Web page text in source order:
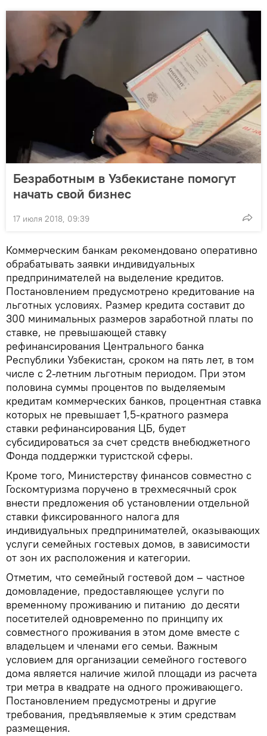
Безработным в Узбекистане помогут
начать свой бизнес
17 июля 2018, 09:39
Коммерческим банкам рекомендовано оперативно
обрабатывать заявки индивидуальных
предпринимателей на выделение кредитов.
Постановлением предусмотрено кредитование на
льготных условиях. Размер кредита составит до
300 минимальных размеров заработной платы по
ставке, не превышающей ставку
рефинансирования Центрального банка
Республики Узбекистан, сроком на пять лет, в том
числе с 2-летним льготным периодом. При этом
половина суммы процентов по выделяемым
кредитам коммерческих банков, процентная ставка
которых не превышает 1,5-кратного размера
ставки рефинансирования ЦБ, будет
субсидироваться за счет средств внебюджетного
Фонда поддержки туристской сферы.
Кроме того, Министерству финансов совместно с
Госкомтуризма поручено в трехмесячный срок
внести предложения об установлении отдельной
ставки фиксированного налога для
индивидуальных предпринимателей, оказывающих
услуги семейных гостевых домов, в зависимости
от зон их расположения и категории.
Отметим, что семейный гостевой дом – частное
домовладение, предоставляющее услуги по
временному проживанию и питанию до десяти
посетителей одновременно по принципу их
совместного проживания в этом доме вместе с
владельцем и членами его семьи. Важным
условием для организации семейного гостевого
дома является наличие жилой площади из расчета
три метра в квадрате на одного проживающего.
Постановлением предусмотрены и другие
требования, предъявляемые к этим средствам
размещения.